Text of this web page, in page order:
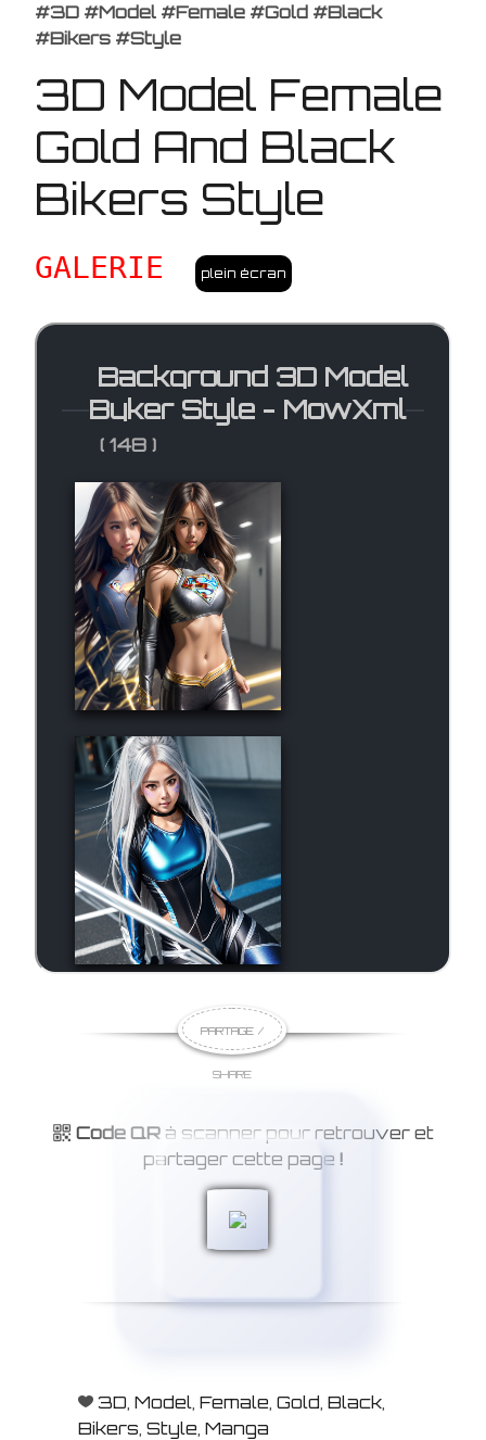
#3D #Model #Female #Gold #Black
#Bikers #Style
3D Model Female
Gold And Black
Bikers Style
GALERIE plein écran
PARTAGE /
SHARE
Code QR à scanner pour retrouver et
partager cette page !
3D, Model, Female, Gold, Black,
Bikers, Style, Manga